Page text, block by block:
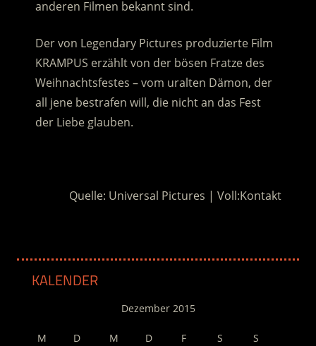
anderen Filmen bekannt sind.
Der von Legendary Pictures produzierte Film
KRAMPUS erzählt von der bösen Fratze des
Weihnachtsfestes – vom uralten Dämon, der
all jene bestrafen will, die nicht an das Fest
der Liebe glauben.
Quelle: Universal Pictures | Voll:Kontakt
KALENDER
Dezember 2015
M D M D F S
S